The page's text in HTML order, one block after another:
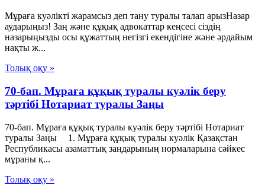
Мұраға куәлікті жарамсыз деп тану туралы талап арызНазар
аударыңыз! Заң және құқық адвокаттар кеңсесі сіздің
назарыңызды осы құжаттың негізгі екендігіне және әрдайым
нақты ж...
Толық оқу »
70-бап. Мұраға құқық туралы куәлiк беру
тәртiбi Нотариат туралы Заңы
70-бап. Мұраға құқық туралы куәлiк беру тәртiбi Нотариат
туралы Заңы 1. Мұраға құқық туралы куәлiк Қазақстан
Республикасы азаматтық заңдарының нормаларына сәйкес
мұраны қ...
Толық оқу »